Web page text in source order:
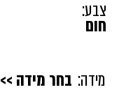
חום
צבע:
בחר מידה >> מידה: